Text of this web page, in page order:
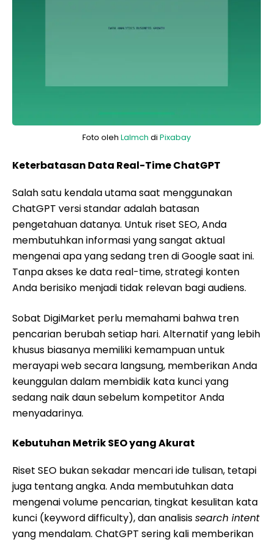
Foto oleh Lalmch di Pixabay
Keterbatasan Data Real-Time ChatGPT
Salah satu kendala utama saat menggunakan
ChatGPT versi standar adalah batasan
pengetahuan datanya. Untuk riset SEO, Anda
membutuhkan informasi yang sangat aktual
mengenai apa yang sedang tren di Google saat ini.
Tanpa akses ke data real-time, strategi konten
Anda berisiko menjadi tidak relevan bagi audiens.
Sobat DigiMarket perlu memahami bahwa tren
pencarian berubah setiap hari. Alternatif yang lebih
khusus biasanya memiliki kemampuan untuk
merayapi web secara langsung, memberikan Anda
keunggulan dalam membidik kata kunci yang
sedang naik daun sebelum kompetitor Anda
menyadarinya.
Kebutuhan Metrik SEO yang Akurat
Riset SEO bukan sekadar mencari ide tulisan, tetapi
juga tentang angka. Anda membutuhkan data
mengenai volume pencarian, tingkat kesulitan kata
kunci (keyword difficulty), dan analisissearch intent
yang mendalam. ChatGPT sering kali memberikan